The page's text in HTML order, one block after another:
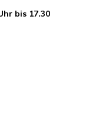
bis 17.30